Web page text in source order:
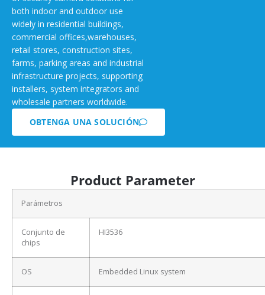
both indoor and outdoor use
widely in residential buildings,
commercial offices,warehouses,
retail stores, construction sites,
farms, parking areas and industrial
infrastructure projects, supporting
installers, system integrators and
wholesale partners worldwide.
OBTENGA UNA SOLUCIÓN
Product Parameter
Parámetros
Conjunto de
chips
HI3536
OS Embedded Linux system